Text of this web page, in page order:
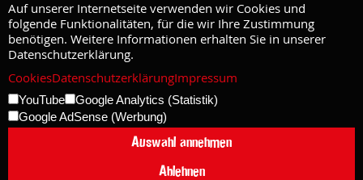
Auf unserer Internetseite verwenden wir Cookies und
folgende Funktionalitäten, für die wir Ihre Zustimmung
benötigen. Weitere Informationen erhalten Sie in unserer
Datenschutzerklärung.
CookiesDatenschutzerklärungImpressum
YouTube
Google Analytics (Statistik)
Google AdSense (Werbung)
Auswahl annehmen
Ablehnen